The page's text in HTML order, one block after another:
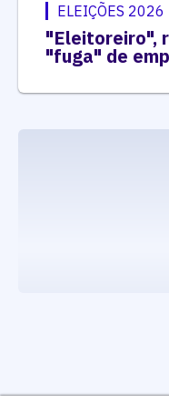
ELEIÇÕES 2026
"Eleitoreiro",
"fuga" de